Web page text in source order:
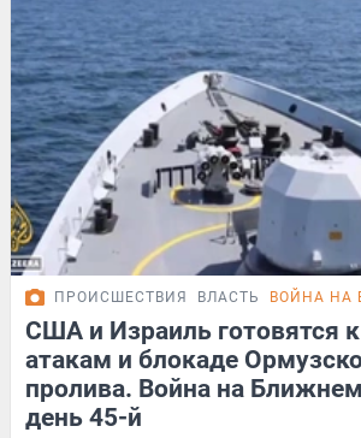
ПРОИСШЕСТВИЯ ВЛАСТЬ ВОЙНА НА
США и Израиль готовятся
атакам и блокаде
пролива. Война на
день 45-й